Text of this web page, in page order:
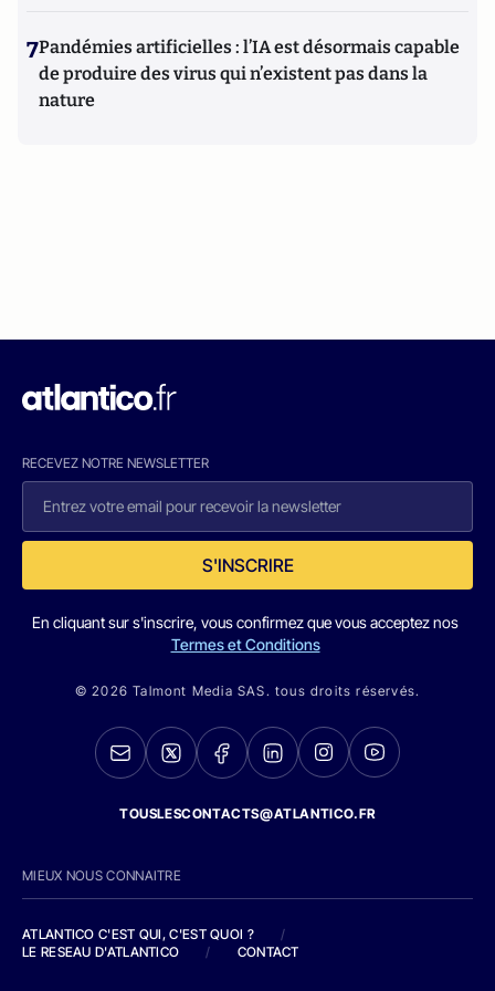
7Pandémies artificielles : l’IA est désormais capable
de produire des virus qui n’existent pas dans la
nature
RECEVEZ NOTRE NEWSLETTER
S'INSCRIRE
En cliquant sur s'inscrire, vous confirmez que vous acceptez nos
Termes et Conditions
© 2026 Talmont Media SAS. tous droits réservés.
TOUSLESCONTACTS@ATLANTICO.FR
MIEUX NOUS CONNAITRE
ATLANTICO C'EST QUI, C'EST QUOI ?
/
LE RESEAU D'ATLANTICO
/ CONTACT